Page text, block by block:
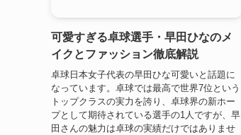
可愛すぎる卓球選手・早田ひなのメ
イクとファッション徹底解説
卓球日本女子代表の早田ひな可愛いと話題に
なっています。卓球では最高で世界7位という
トップクラスの実力を誇り、卓球界の新ホー
プとして期待されている選手の1人ですが、早
田さんの魅力は卓球の実績だけではありませ